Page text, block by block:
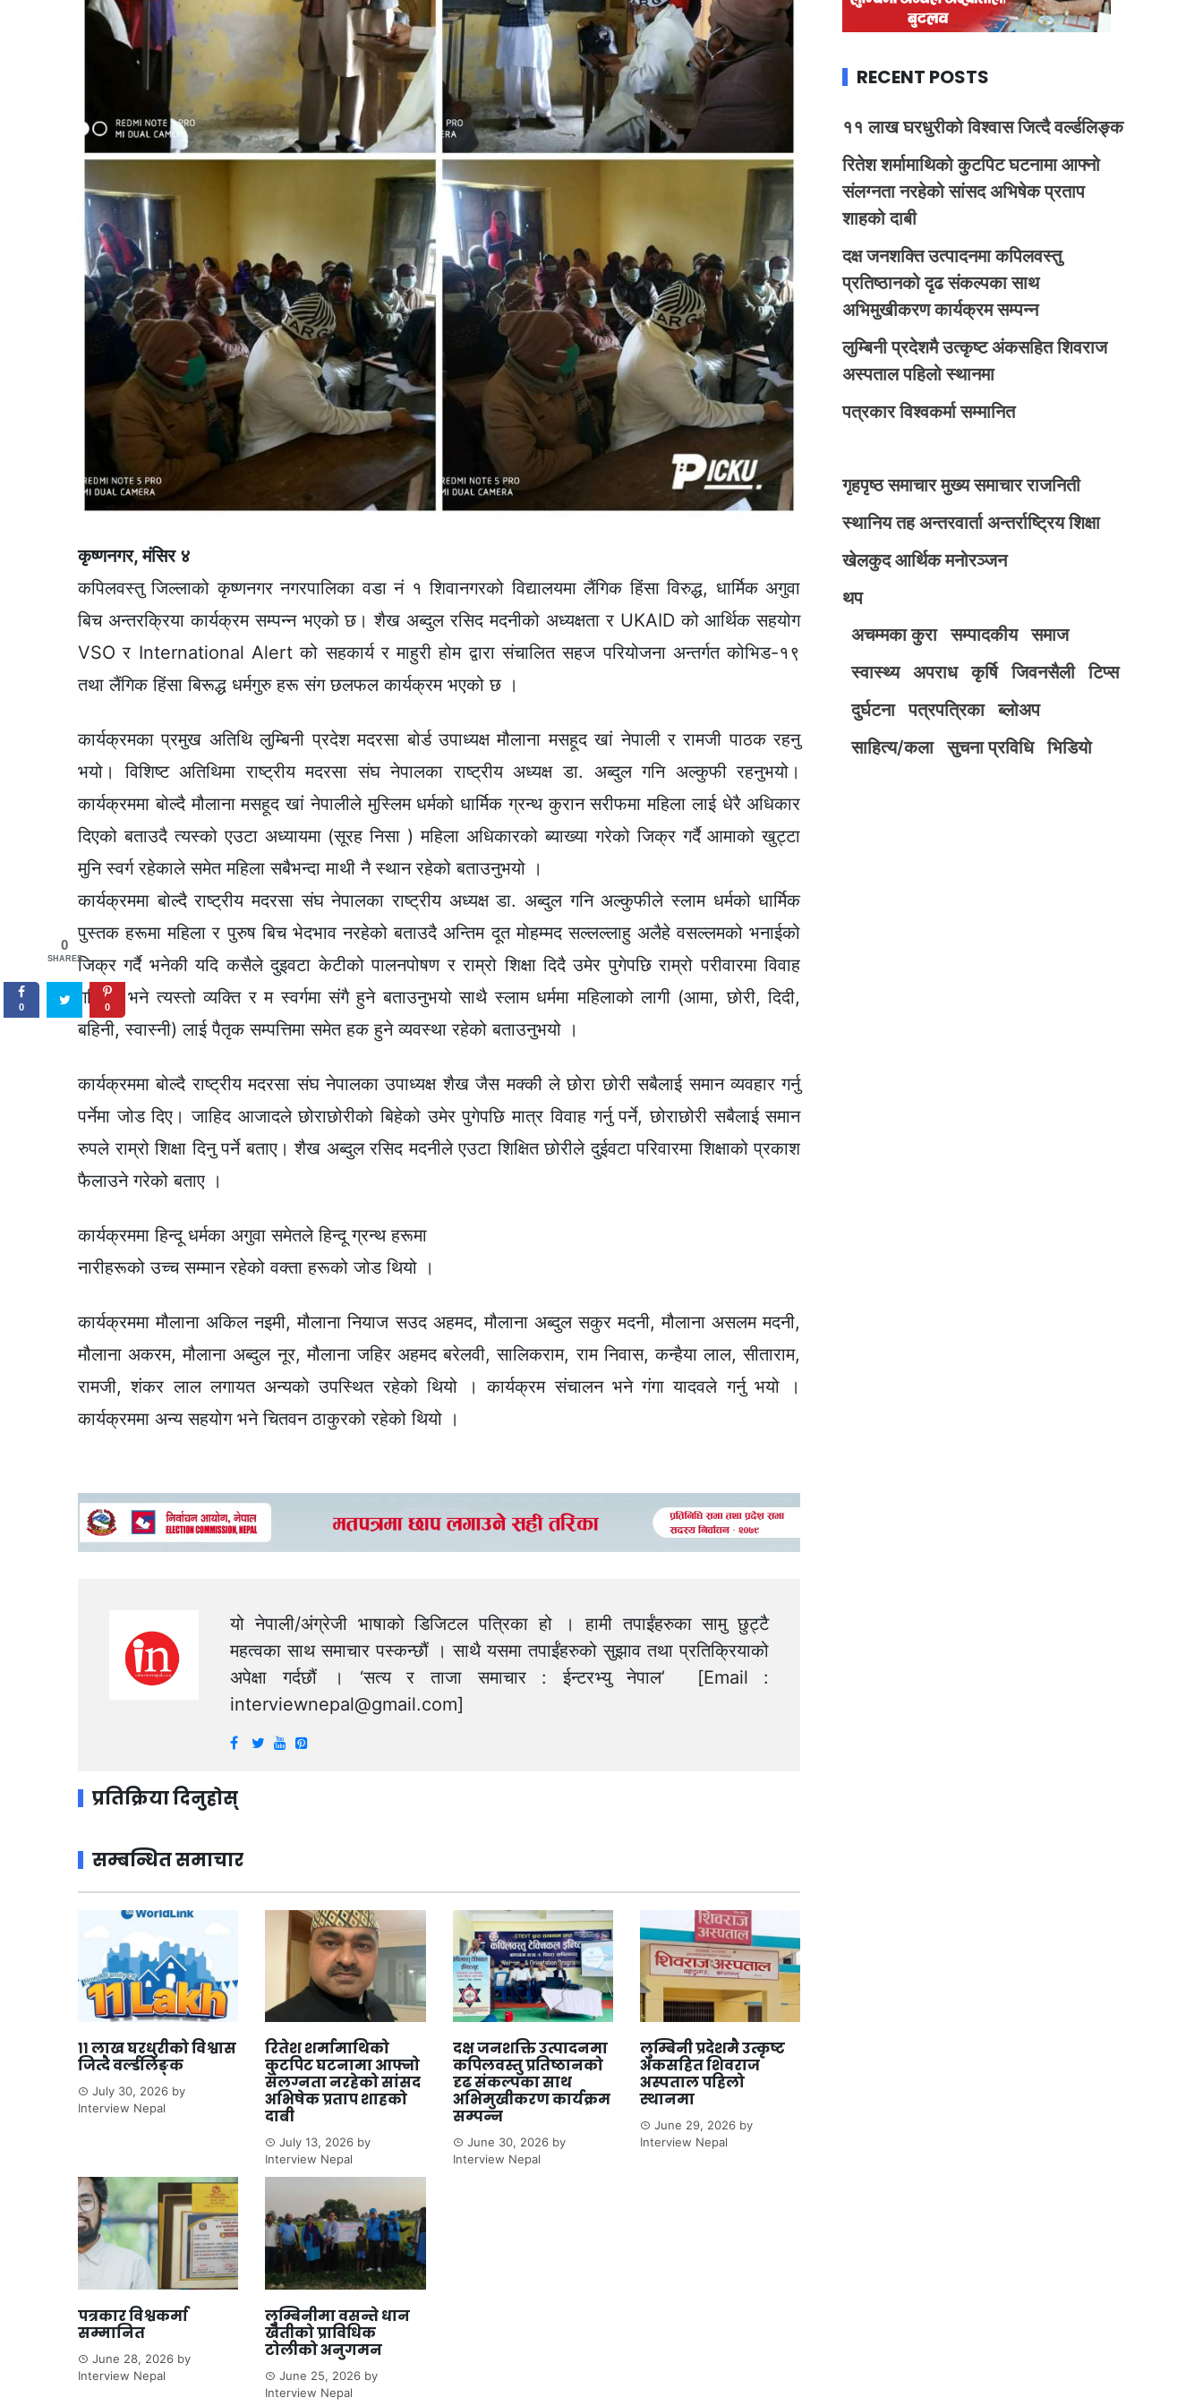
कृष्णनगर, मंसिर ४
कपिलवस्तु जिल्लाको कृष्णनगर नगरपालिका वडा नं १ शिवानगरको विद्यालयमा लैंगिक हिंसा विरुद्ध, धार्मिक अगुवा
बिच अन्तरक्रिया कार्यक्रम सम्पन्न भएको छ। शैख अब्दुल रसिद मदनीको अध्यक्षता र UKAID को आर्थिक सहयोग
VSO र International Alert को सहकार्य र माहुरी होम द्वारा संचालित सहज परियोजना अन्तर्गत कोभिड-१९
तथा लैंगिक हिंसा बिरूद्ध धर्मगुरु हरू संग छलफल कार्यक्रम भएको छ ।
कार्यक्रमका प्रमुख अतिथि लुम्बिनी प्रदेश मदरसा बोर्ड उपाध्यक्ष मौलाना मसहूद खां नेपाली र रामजी पाठक रहनु
भयो। विशिष्ट अतिथिमा राष्ट्रीय मदरसा संघ नेपालका राष्ट्रीय अध्यक्ष डा. अब्दुल गनि अल्कुफी रहनुभयो।
कार्यक्रममा बोल्दै मौलाना मसहूद खां नेपालीले मुस्लिम धर्मको धार्मिक ग्रन्थ कुरान सरीफमा महिला लाई धेरै अधिकार
दिएको बताउदै त्यस्को एउटा अध्यायमा (सूरह निसा ) महिला अधिकारको ब्याख्या गरेको जिक्र गर्दै आमाको खुट्टा
मुनि स्वर्ग रहेकाले समेत महिला सबैभन्दा माथी नै स्थान रहेको बताउनुभयो ।
कार्यक्रममा बोल्दै राष्ट्रीय मदरसा संघ नेपालका राष्ट्रीय अध्यक्ष डा. अब्दुल गनि अल्कुफीले स्लाम धर्मको धार्मिक
पुस्तक हरूमा महिला र पुरुष बिच भेदभाव नरहेको बताउदै अन्तिम दूत मोहम्मद सल्लल्लाहु अलैहे वसल्लमको भनाईको
जिक्र गर्दै भनेकी यदि कसैले दुइवटा केटीको पालनपोषण र राम्रो शिक्षा दिदै उमेर पुगेपछि राम्रो परीवारमा विवाह
गरिदिए भने त्यस्तो व्यक्ति र म स्वर्गमा संगै हुने बताउनुभयो साथै स्लाम धर्ममा महिलाको लागी (आमा, छोरी, दिदी,
बहिनी, स्वास्नी) लाई पैतृक सम्पत्तिमा समेत हक हुने व्यवस्था रहेको बताउनुभयो ।
कार्यक्रममा बोल्दै राष्ट्रीय मदरसा संघ नेपालका उपाध्यक्ष शैख जैस मक्की ले छोरा छोरी सबैलाई समान व्यवहार गर्नु
पर्नेमा जोड दिए। जाहिद आजादले छोराछोरीको बिहेको उमेर पुगेपछि मात्र विवाह गर्नु पर्ने, छोराछोरी सबैलाई समान
रुपले राम्रो शिक्षा दिनु पर्ने बताए। शैख अब्दुल रसिद मदनीले एउटा शिक्षित छोरीले दुईवटा परिवारमा शिक्षाको प्रकाश
फैलाउने गरेको बताए ।
कार्यक्रममा हिन्दू धर्मका अगुवा समेतले हिन्दू ग्रन्थ हरूमा
नारीहरूको उच्च सम्मान रहेको वक्ता हरूको जोड थियो ।
कार्यक्रममा मौलाना अकिल नइमी, मौलाना नियाज सउद अहमद, मौलाना अब्दुल सकुर मदनी, मौलाना असलम मदनी,
मौलाना अकरम, मौलाना अब्दुल नूर, मौलाना जहिर अहमद बरेलवी, सालिकराम, राम निवास, कन्हैया लाल, सीताराम,
रामजी, शंकर लाल लगायत अन्यको उपस्थित रहेको थियो । कार्यक्रम संचालन भने गंगा यादवले गर्नु भयो ।
कार्यक्रममा अन्य सहयोग भने चितवन ठाकुरको रहेको थियो ।
यो नेपाली/अंग्रेजी भाषाको डिजिटल पत्रिका हो । हामी तपाईंहरुका सामु छुट्टै
महत्वका साथ समाचार पस्कन्छौं । साथै यसमा तपाईंहरुको सुझाव तथा प्रतिक्रियाको
अपेक्षा गर्दछौं । ‘सत्य र ताजा समाचार : ईन्टरभ्यु नेपाल’ [Email :
interviewnepal@gmail.com]
प्रतिक्रिया दिनुहोस्
सम्बन्धित समाचार
११ लाख घरधुरीको विश्वास
जित्दै वर्ल्डलिङ्क
July 30, 2026 by
Interview Nepal
रितेश शर्मामाथिको
कुटपिट घटनामा आफ्नो
संलग्नता नरहेको सांसद
अभिषेक प्रताप शाहको
दाबी
July 13, 2026 by
Interview Nepal
दक्ष जनशक्ति उत्पादनमा
कपिलवस्तु प्रतिष्ठानको
दृढ संकल्पका साथ
अभिमुखीकरण कार्यक्रम
सम्पन्न
June 30, 2026by
Interview Nepal
लुम्बिनी प्रदेशमै उत्कृष्ट
अंकसहित शिवराज
अस्पताल पहिलो
स्थानमा
June 29, 2026by
Interview Nepal
पत्रकार विश्वकर्मा
सम्मानित
June 28, 2026 by
Interview Nepal
लुम्बिनीमा वसन्ते धान
खेतीको प्राविधिक
टोलीको अनुगमन
June 25, 2026 by
Interview Nepal
RECENT POSTS
११ लाख घरधुरीको विश्वास जित्दै वर्ल्डलिङ्क
रितेश शर्मामाथिको कुटपिट घटनामा आफ्नो
संलग्नता नरहेको सांसद अभिषेक प्रताप
शाहको दाबी
दक्ष जनशक्ति उत्पादनमा कपिलवस्तु
प्रतिष्ठानको दृढ संकल्पका साथ
अभिमुखीकरण कार्यक्रम सम्पन्न
लुम्बिनी प्रदेशमै उत्कृष्ट अंकसहित शिवराज
अस्पताल पहिलो स्थानमा
पत्रकार विश्वकर्मा सम्मानित
गृहपृष्ठ समाचार मुख्य समाचार राजनिती
स्थानिय तह अन्तरवार्ता अन्तर्राष्ट्रिय शिक्षा
खेलकुद आर्थिक मनोरञ्जन
थप
अचम्मका कुरा
सम्पादकीय
समाज
स्वास्थ्य
अपराध कृर्षि जिवनसैली
टिप्स
दुर्घटना
पत्रपत्रिका
ब्लोअप
साहित्य/कला
सुचना प्रविधि भिडियाे
0
SHARES
0 0